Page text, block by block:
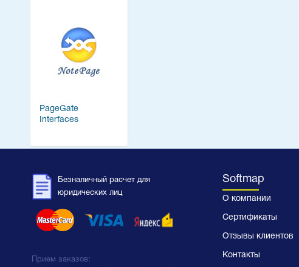
PageGate
Interfaces
Безналичный расчет для
юридических лиц
Прием заказов:
Softmap
О компании
Сертификаты
Отзывы клиентов
Контакты